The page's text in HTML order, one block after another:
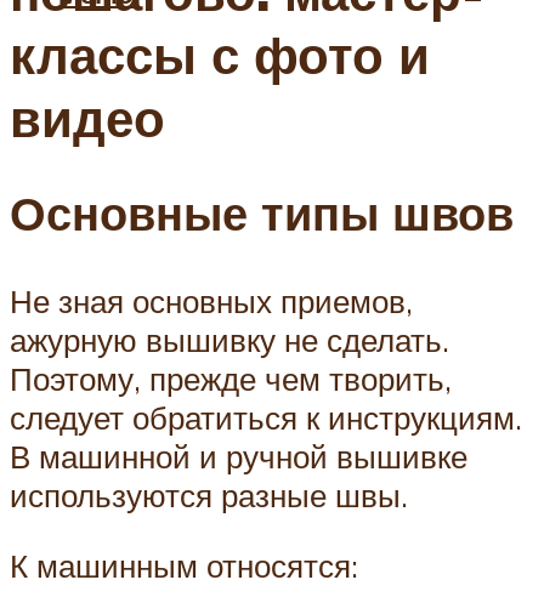
классы с фото и
видео
Основные типы швов
Не зная основных приемов,
ажурную вышивку не сделать.
Поэтому, прежде чем творить,
следует обратиться к инструкциям.
В машинной и ручной вышивке
используются разные швы.
К машинным относятся: